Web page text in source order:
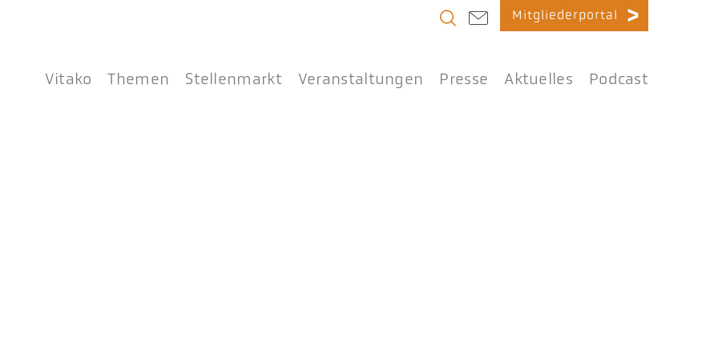
Mitgliederportal
Vitako Themen Stellenmarkt Veranstaltungen Presse Aktuelles Podcast